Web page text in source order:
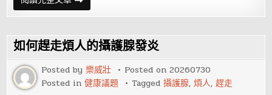
果
什
時
候
吃
最
好
如何趕走煩人的攝護腺發炎
Posted by樂威壯 Posted on20260730
Posted in健康議題 Tagged攝護腺,煩人,趕走